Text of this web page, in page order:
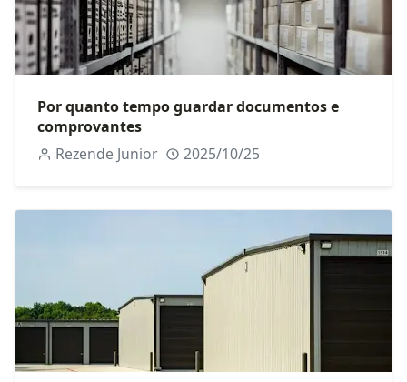
Por quanto tempo guardar documentos e
comprovantes
Rezende Junior
2025/10/25